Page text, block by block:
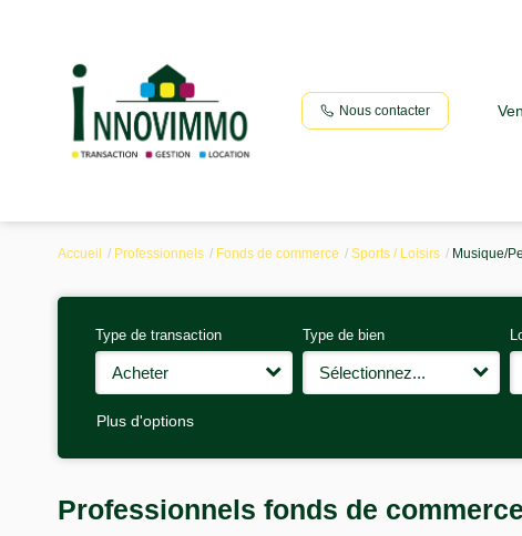
Nous contacter
Accueil Professionnels Fonds de commerce Sports / Loisirs Musique/
Type de transaction
Acheter
Type de bien
Sélectionnez...
Plus d'options
Professionnels fonds de